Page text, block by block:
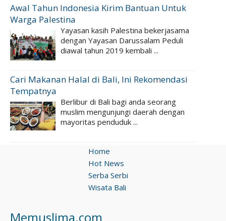
Awal Tahun Indonesia Kirim Bantuan Untuk
Warga Palestina
Yayasan kasih Palestina bekerjasama
dengan Yayasan Darussalam Peduli
diawal tahun 2019 kembali ...
Cari Makanan Halal di Bali, Ini Rekomendasi
Tempatnya
Berlibur di Bali bagi anda seorang
muslim mengunjungi daerah dengan
mayoritas penduduk ...
Home
Hot News
Serba Serbi
Wisata Bali
Memuslima.com